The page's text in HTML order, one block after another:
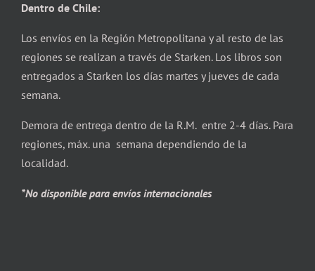
Dentro de Chile:
Los envíos en la Región Metropolitana y al resto de las
regiones se realizan a través de Starken. Los libros son
entregados a Starken los días martes y jueves de cada
semana.
Demora de entrega dentro de la R.M. entre 2-4 días. Para
regiones, máx. una semana dependiendo de la
localidad.
*No disponible para envíos internacionales